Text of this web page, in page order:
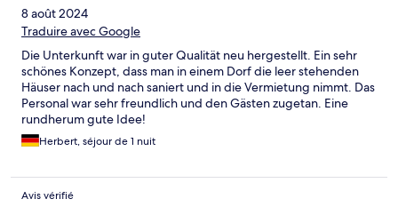
8 août 2024
Traduire avec Google
Die Unterkunft war in guter Qualität neu hergestellt. Ein sehr
schönes Konzept, dass man in einem Dorf die leer stehenden
Häuser nach und nach saniert und in die Vermietung nimmt. Das
Personal war sehr freundlich und den Gästen zugetan. Eine
rundherum gute Idee!
Herbert, séjour de 1 nuit
Avis vérifié